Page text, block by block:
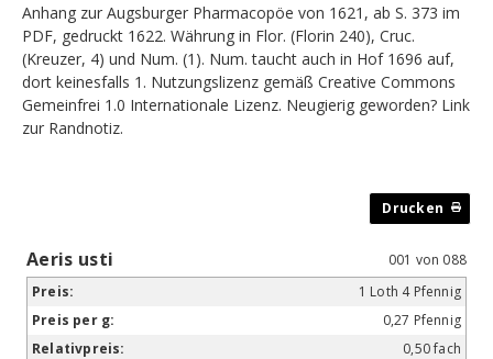
Anhang zur Augsburger Pharmacopöe von 1621, ab S. 373 im
PDF, gedruckt 1622. Währung in Flor. (Florin 240), Cruc.
(Kreuzer, 4) und Num. (1). Num. taucht auch in Hof 1696 auf,
dort keinesfalls 1. Nutzungslizenz gemäß Creative Commons
Gemeinfrei 1.0 Internationale Lizenz. Neugierig geworden? Link
zur Randnotiz.
Aeris usti
001 von 088
1 Loth 4 Pfennig
0,27 Pfennig
0,50 fach